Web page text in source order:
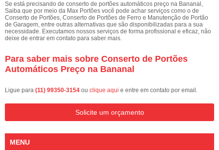
Se está precisando de conserto de portões automáticos preço na Bananal,
Saiba que por meio da Max Portões você pode achar serviços como o de
Conserto de Portões, Conserto de Portões de Ferro e Manutenção de Portão
de Garagem, entre outras alternativas que são disponibilizadas para a sua
necessidade. Executamos nossos serviços de forma profissional e eficaz, não
deixe de entrar em contato para saber mais.
Para saber mais sobre Conserto de Portões
Automáticos Preço na Bananal
Ligue para (11) 99350-3154 ou clique aqui e entre em contato por email.
Solicite um orçamento
MENU